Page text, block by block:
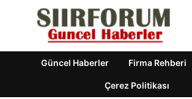
Güncel Haberler Firma Rehberi
Çerez Politikası